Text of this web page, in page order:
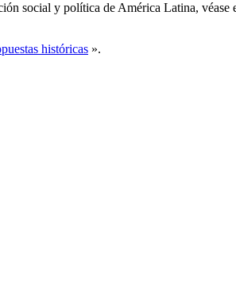
social y política de América Latina, véase
históricas ».